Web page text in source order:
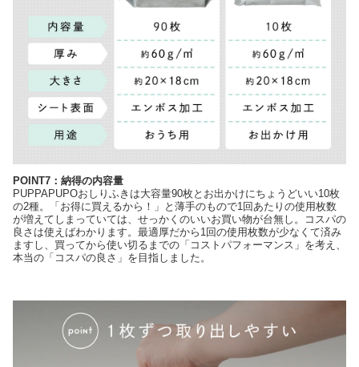
POINT7：納得の内容量
PUPPAPUPOおしりふきは大容量90枚とお出かけにちょうどいい10枚
の2種。「お得に買えるから！」と薄手のもので1回あたりの使用枚数
が増えてしまっていては、せっかくのいいお買い物が台無し。コスパの
良さは使えばわかります。最適厚だから1回の使用枚数が少なくて済み
ますし、買ってから使い切るまでの「コストパフォーマンス」を考え、
本当の「コスパの良さ」を目指しました。